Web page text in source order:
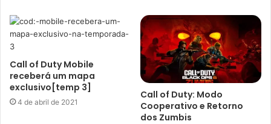
Call of Duty Mobile
receberá um mapa
exclusivo[temp 3]
4 de abril de 2021
Call of Duty: Modo
Cooperativo e Retorno
dos Zumbis